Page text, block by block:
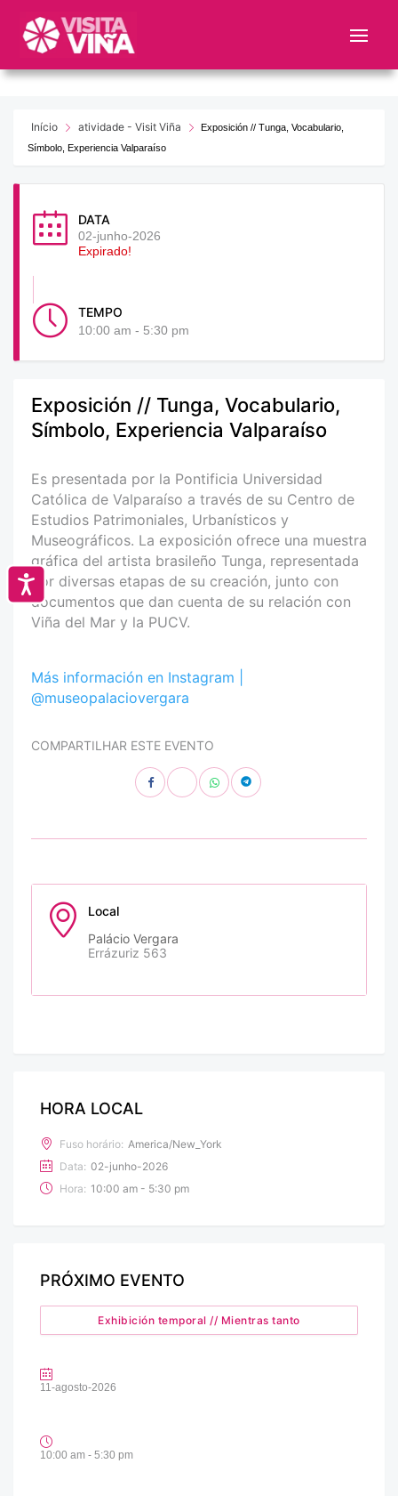
este
web
sistema
Accesibilidad
Início atividade - Visit Viña
Exposición // Tunga, Vocabulario,
Símbolo, Experiencia Valparaíso
DATA
02-junho-2026
Expirado!
TEMPO
10:00 am - 5:30 pm
Exposición // Tunga, Vocabulario,
Símbolo, Experiencia Valparaíso
Es presentada por la Pontificia Universidad
Católica de Valparaíso a través de su Centro de
Estudios Patrimoniales, Urbanísticos y
Museográficos. La exposición ofrece una muestra
gráfica del artista brasileño Tunga, representada
por diversas etapas de su creación, junto con
documentos que dan cuenta de su relación con
Viña del Mar y la PUCV.
Más información en Instagram |
@museopalaciovergara
COMPARTILHAR ESTE EVENTO
Local
Palácio Vergara
Errázuriz 563
HORA LOCAL
Fuso horário: America/New_York
Data: 02-junho-2026
Hora: 10:00 am - 5:30 pm
PRÓXIMO EVENTO
Exhibición temporal // Mientras tanto
11-agosto-2026
10:00 am - 5:30 pm